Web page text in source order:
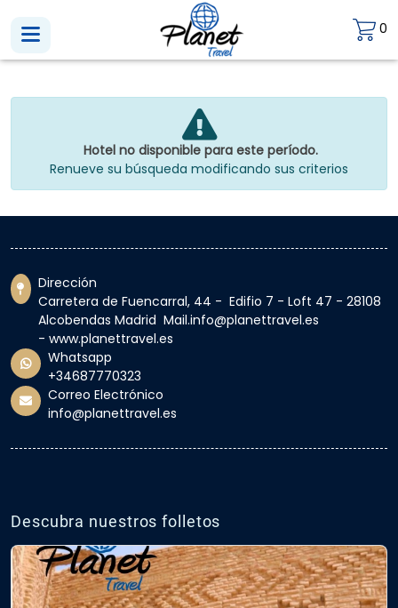
0
Hotel no disponible para este período.
Renueve su búsqueda modificando sus criterios
Dirección
Carretera de Fuencarral, 44 - Edifio 7 - Loft 47 - 28108
Alcobendas Madrid Mail.info@planettravel.es
- www.planettravel.es
Whatsapp
+34687770323
Correo Electrónico
info@planettravel.es
Descubra nuestros folletos